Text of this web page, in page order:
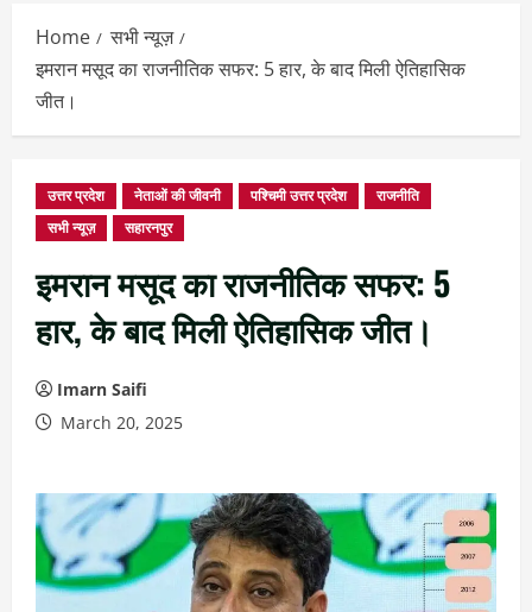
Home
सभी न्यूज़
इमरान मसूद का राजनीतिक सफर: 5 हार, के बाद मिली ऐतिहासिक
जीत।
उत्तर प्रदेश नेताओं की जीवनी पश्चिमी उत्तर प्रदेश
राजनीति
सभी न्यूज़
सहारनपुर
इमरान मसूद का राजनीतिक सफर: 5
हार, के बाद मिली ऐतिहासिक जीत।
Imarn Saifi
March 20, 2025